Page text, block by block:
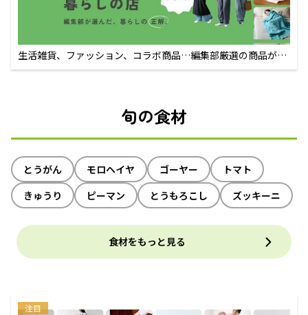
生活雑貨、ファッション、コラボ商品…編集部厳選の商品が買
えるECサイト
旬の食材
とうがん モロヘイヤ ゴーヤー
トマト
きゅうり
ピーマン とうもろこし ズッキーニ
食材をもっと見る
注目